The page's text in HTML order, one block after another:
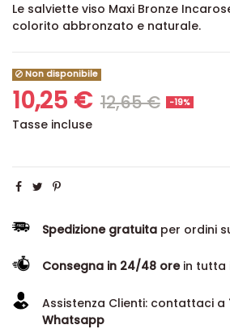
Le salviette viso Maxi Bronze
colorito abbronzato e naturale.
Non disponibile
10,25 € 12,65 € -19%
Tasse incluse
Spedizione gratuita per ordini
Consegna in 24/48 orein tutta
Assistenza Clienti: contattaci a
Whatsapp